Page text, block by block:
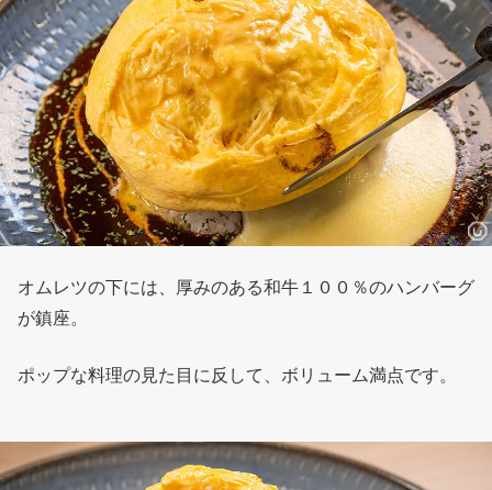
オムレツの下には、厚みのある和牛１００％のハンバーグ
が鎮座。
ポップな料理の見た目に反して、ボリューム満点です。